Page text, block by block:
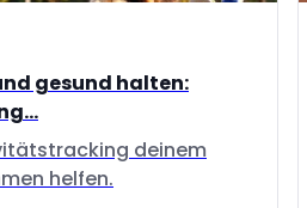
gesund halten:
deinem
helfen.